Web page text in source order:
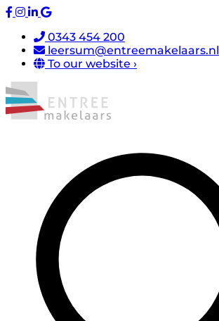
0343 454 200
leersum@entreemakelaars.nl
To our website ›